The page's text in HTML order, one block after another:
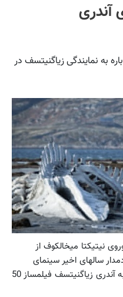
آندری
به نمایندگی زیاگنیتسف در
نیتیکتا میخالکوف از
سالهای اخیر سینمای
روسیه در کن بود، حالا جایگاهش را به آندری زیاگنیتسف فیلمساز 50